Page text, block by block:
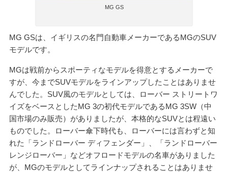
MG GS
MG GSは、イギリスの名門自動車メーカーであるMGのSUV
モデルです。
MGは戦前からスポーティなモデルを得意とするメーカーで
すが、今までSUVモデルをラインアップしたことはありませ
んでした。SUV風のモデルとしては、ローバー ストリートワ
イズをベースとしたMG 3の初代モデルであるMG 3SW（中
国市場のみ販売）がありましたが、本格的なSUVとは程遠い
ものでした。ローバー傘下時代も、ローバーには言わずと知
れた「ランドローバー ディフェンダー」、「ランドローバー
レンジローバー」などオフロードモデルの名車がありました
が、MGのモデルとしてラインナップされることはありませ